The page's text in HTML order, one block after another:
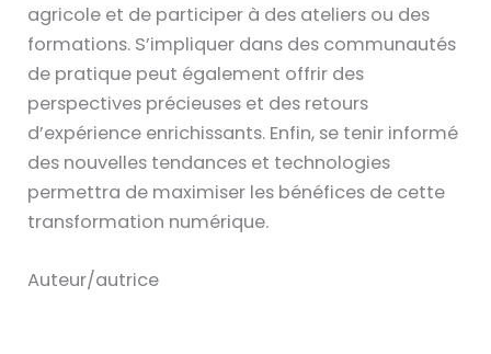
agricole et de participer à des ateliers ou des
formations. S’impliquer dans des communautés
de pratique peut également offrir des
perspectives précieuses et des retours
d’expérience enrichissants. Enfin, se tenir informé
des nouvelles tendances et technologies
permettra de maximiser les bénéfices de cette
transformation numérique.
Auteur/autrice